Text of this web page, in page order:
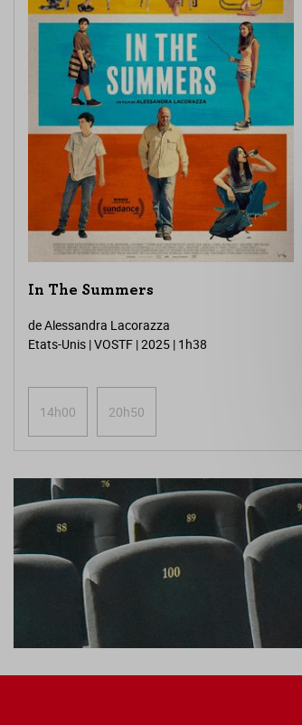
In The Summers
de Alessandra Lacorazza
Etats-Unis | VOSTF | 2025 | 1h38
14h00 20h50